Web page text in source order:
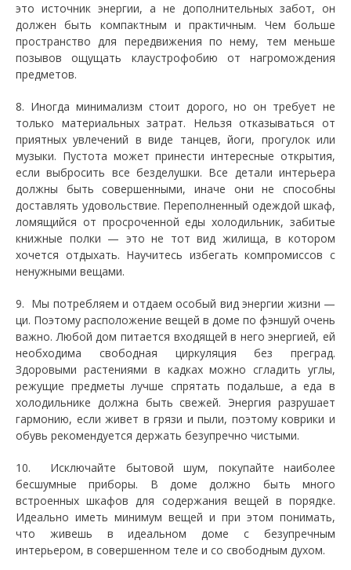
это источник энергии, а не дополнительных забот, он
должен быть компактным и практичным. Чем больше
пространство для передвижения по нему, тем меньше
позывов ощущать клаустрофобию от нагромождения
предметов.
8. Иногда минимализм стоит дорого, но он требует не
только материальных затрат. Нельзя отказываться от
приятных увлечений в виде танцев, йоги, прогулок или
музыки. Пустота может принести интересные открытия,
если выбросить все безделушки. Все детали интерьера
должны быть совершенными, иначе они не способны
доставлять удовольствие. Переполненный одеждой шкаф,
ломящийся от просроченной еды холодильник, забитые
книжные полки — это не тот вид жилища, в котором
хочется отдыхать. Научитесь избегать компромиссов с
ненужными вещами.
9. Мы потребляем и отдаем особый вид энергии жизни —
ци. Поэтому расположение вещей в доме по фэншуй очень
важно. Любой дом питается входящей в него энергией, ей
необходима свободная циркуляция без преград.
Здоровыми растениями в кадках можно сгладить углы,
режущие предметы лучше спрятать подальше, а еда в
холодильнике должна быть свежей. Энергия разрушает
гармонию, если живет в грязи и пыли, поэтому коврики и
обувь рекомендуется держать безупречно чистыми.
10. Исключайте бытовой шум, покупайте наиболее
бесшумные приборы. В доме должно быть много
встроенных шкафов для содержания вещей в порядке.
Идеально иметь минимум вещей и при этом понимать,
что живешь в идеальном доме с безупречным
интерьером, в совершенном теле и со свободным духом.